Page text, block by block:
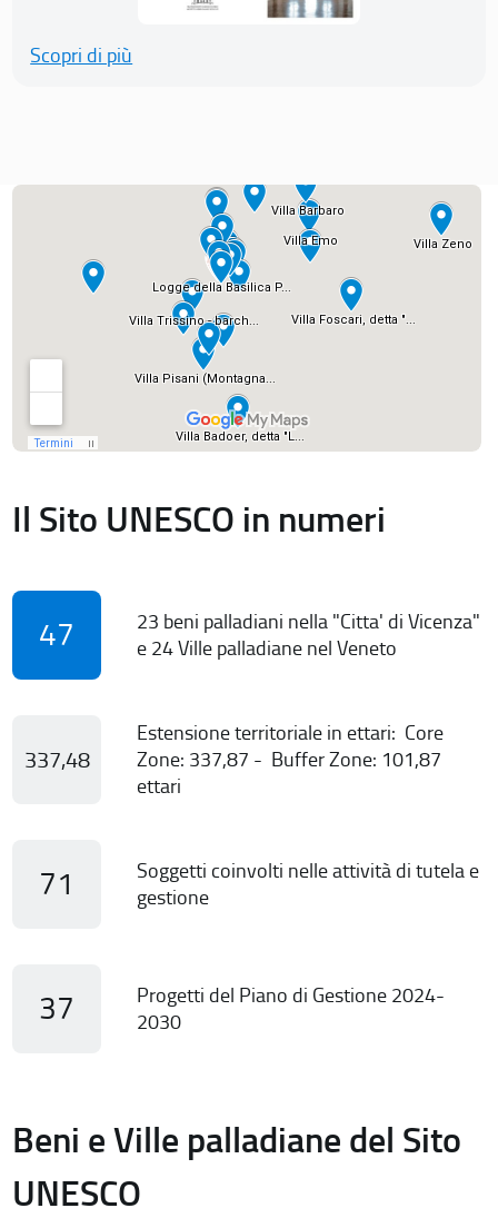
Scopri di più
Il Sito UNESCO in numeri
47
23 beni palladiani nella "Citta' di Vicenza"
e 24 Ville palladiane nel Veneto
337,48
Estensione territoriale in ettari: Core
Zone: 337,87 - Buffer Zone: 101,87
ettari
71
Soggetti coinvolti nelle attività di tutela e
gestione
37
Progetti del Piano di Gestione 2024-
2030
Beni e Ville palladiane del Sito
UNESCO